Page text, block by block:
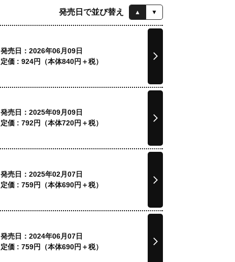
発売日で並び替え ▲ ▼
発売日：2026年06月09日
定価 : 924円（本体840円＋税）
発売日：2025年09月09日
定価 : 792円（本体720円＋税）
発売日：2025年02月07日
定価 : 759円（本体690円＋税）
発売日：2024年06月07日
定価 : 759円（本体690円＋税）